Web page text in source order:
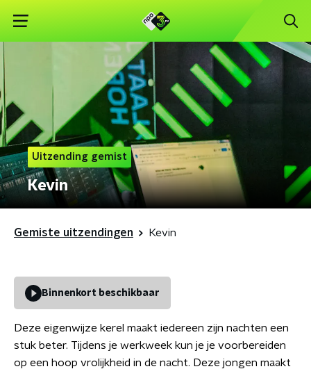
Uitzending gemist
Kevin
Gemiste uitzendingen Kevin
Binnenkort beschikbaar
Deze eigenwijze kerel maakt iedereen zijn nachten een
stuk beter. Tijdens je werkweek kun je je voorbereiden
op een hoop vrolijkheid in de nacht. Deze jongen maakt